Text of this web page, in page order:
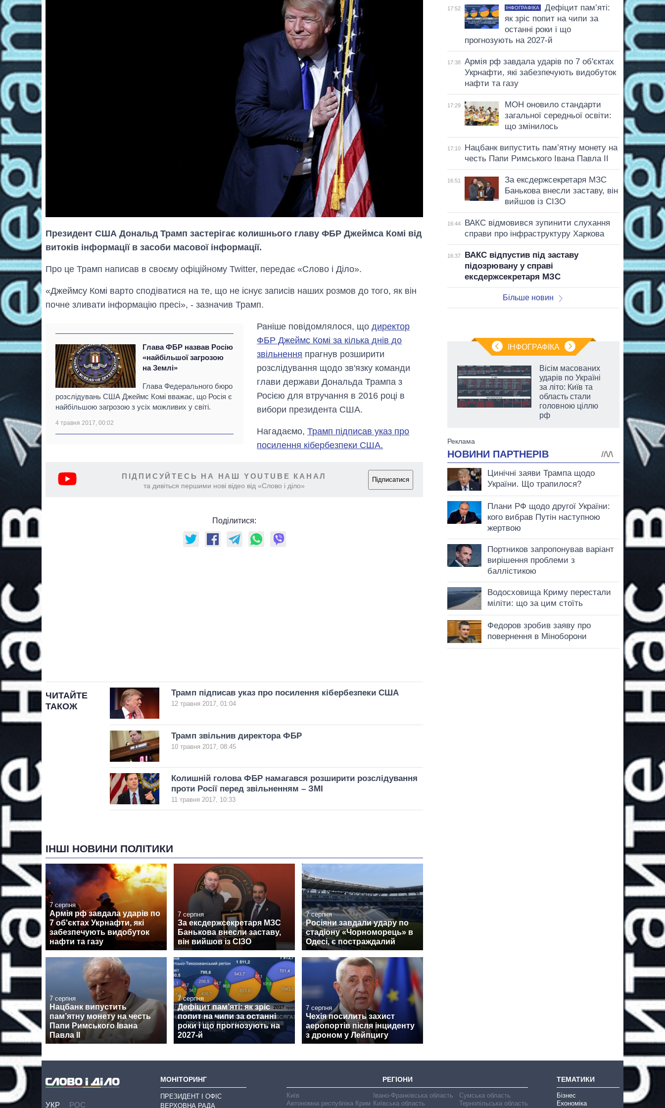
Президент США Дональд Трамп застерігає колишнього главу ФБР Джеймса Комі від
витоків інформації в засоби масової інформації.
Про це Трамп написав в своєму офіційному Twitter, передає «Слово і Діло».
«Джеймсу Комі варто сподіватися на те, що не існує записів наших розмов до того, як він
почне зливати інформацію пресі», - зазначив Трамп.
Глава ФБР назвав Росію
«найбільшої загрозою
на Землі»
Глава Федерального бюро
розслідувань США Джеймс Комі вважає, що Росія є
найбільшою загрозою з усіх можливих у світі.
4 травня 2017, 00:02
Раніше повідомлялося, щодиректор
ФБР Джеймс Комі за кілька днів до
звільнення прагнув розширити
розслідування щодо зв'язку команди
глави держави Дональда Трампа з
Росією для втручання в 2016 році в
вибори президента США.
Нагадаємо,Трамп підписав указ про
посилення кібербезпеки США.
ПІДПИСУЙТЕСЬ НА НАШ YOUTUBE КАНАЛ
та дивіться першими нові відео від «Слово і діло»
Підписатися
Поділитися:
ЧИТАЙТЕ
ТАКОЖ
Трамп підписав указ про посилення кібербезпеки США
12 травня 2017, 01:04
Трамп звільнив директора ФБР
10 травня 2017, 08:45
Колишній голова ФБР намагався розширити розслідування
проти Росії перед звільненням – ЗМІ
11 травня 2017, 10:33
ІНШІ НОВИНИ ПОЛІТИКИ
7 серпня
Армія рф завдала ударів по
7 об'єктах Укрнафти, які
забезпечують видобуток
нафти та газу
7 серпня
За ексдержсекретаря МЗС
Банькова внесли заставу,
він вийшов із СІЗО
7 серпня
Росіяни завдали удару по
стадіону «Чорноморець» в
Одесі, є постраждалий
7 серпня
Нацбанк випустить
пам’ятну монету на честь
Папи Римського Івана
Павла II
7 серпня
Дефіцит пам’яті: як зріс
попит на чипи за останні
роки і що прогнозують на
2027-й
7 серпня
Чехія посилить захист
аеропортів після інциденту
з дроном у Лейпцигу
17:52 ІНФОГРАФІКА
Дефіцит пам’яті:
як зріс попит на чипи за
останні роки і що
прогнозують на 2027-й
17:38
Армія рф завдала ударів по 7 об'єктах
Укрнафти, які забезпечують видобуток
нафти та газу
17:29
МОН оновило стандарти
загальної середньої освіти:
що змінилось
17:10
Нацбанк випустить пам’ятну монету на
честь Папи Римського Івана Павла II
16:51
За ексдержсекретаря МЗС
Банькова внесли заставу, він
вийшов із СІЗО
16:44
ВАКС відмовився зупинити слухання
справи про інфраструктуру Харкова
16:37
ВАКС відпустив під заставу
підозрювану у справі
ексдержсекретаря МЗС
Більше новин
ІНФОГРАФІКА
Як за 10 років
змінилася кількість
вступників на
бакалаврат,
Вісім масованих
ударів по Україні
за літо: Київ та
область стали
головною ціллю
рф
УКР РОС
МОНІТОРИНГ
ПРЕЗИДЕНТ І ОФІС
ВЕРХОВНА РАДА
РЕГІОНИ
Київ
Автономна республіка Крим
Івано-Франківська область
Київська область
Сумська область
Тернопільська область
ТЕМАТИКИ
Бізнес
Економіка